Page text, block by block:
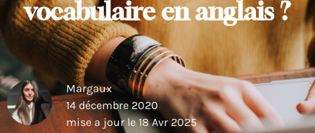
vocabulaire en anglais ?
Margaux
14 décembre 2020
mise a jour le 18 Avr 2025